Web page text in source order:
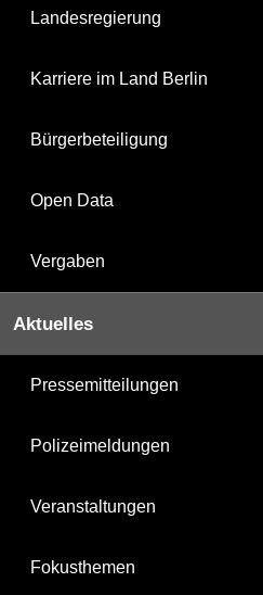
Landesregierung
Karriere im Land Berlin
Bürgerbeteiligung
Open Data
Vergaben
Aktuelles
Pressemitteilungen
Polizeimeldungen
Veranstaltungen
Fokusthemen